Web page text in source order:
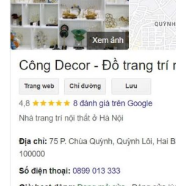
việc cung cấp các sản phẩmđồ
tô đẹpvới chất lượng vượt trội
Với Mô Hình Nhà Lầu Xe Hơi
khẳng định cam kết mang lại cho
sản phẩm không chỉ đáp ứng nhu
còn có giá trị sử dụng lâu dài.
Decor Hà Nội
đều được kiểm
chất liệu, thiết kế và tính năng,
đẹp mà còn bền bỉ theo thời gian.